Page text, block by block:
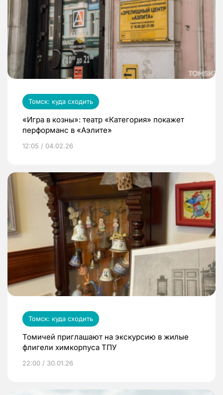
Томск: куда сходить
«Игра в козны»: театр «Категория» покажет
перформанс в «Аэлите»
12:05 / 04.02.26
Томск: куда сходить
Томичей приглашают на экскурсию в жилые
флигели химкорпуса ТПУ
22:00 / 30.01.26